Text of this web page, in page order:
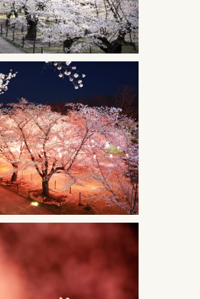
Komoro, Nagano, 384-0802